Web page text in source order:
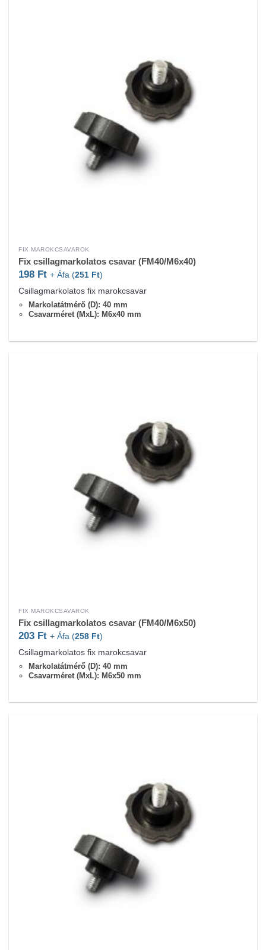
FIX MAROKCSAVAROK
Fix csillagmarkolatos csavar (FM40/M6x40)
198 Ft + Áfa (251 Ft)
Csillagmarkolatos fix marokcsavar
Markolatátmérő (D): 40 mm
Csavarméret (MxL): M6x40 mm
FIX MAROKCSAVAROK
Fix csillagmarkolatos csavar (FM40/M6x50)
203 Ft + Áfa (258 Ft)
Csillagmarkolatos fix marokcsavar
Markolatátmérő (D): 40 mm
Csavarméret (MxL): M6x50 mm